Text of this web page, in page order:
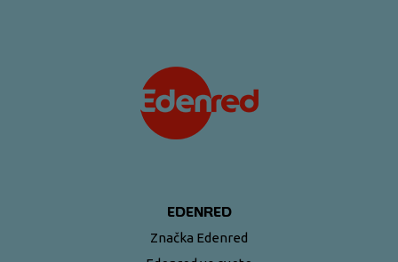
EDENRED
Značka Edenred